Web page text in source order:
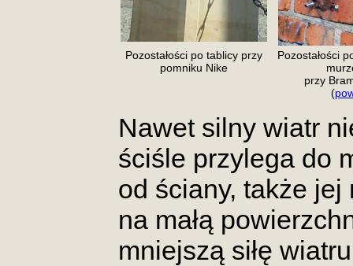
Pozostałości po tablicy przy
pomniku Nike
Pozostałości
przy
(
Nawet silny wiatr
ściśle przylega do
od ściany, także
na małą
mniejszą siłę